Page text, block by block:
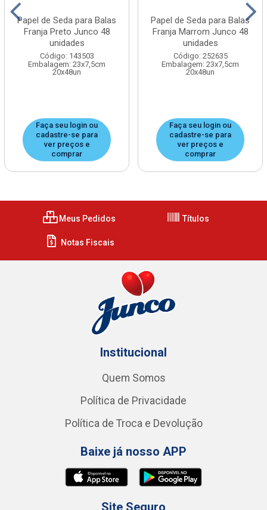
Papel de Seda para Balas
Franja Preto Junco 48
unidades
Código: 143503
Embalagem: 23x7,5cm
20x48un
Faça seu login ou
cadastre-se para
ver preços e
comprar
Papel de Seda para Balas
Franja Marrom Junco 48
unidades
Código: 252635
Embalagem: 23x7,5cm
20x48un
Faça seu login ou
cadastre-se para
ver preços e
comprar
Meus Pedidos Títulos
Notas Fiscais
Institucional
Quem Somos
Política de Privacidade
Política de Troca e Devolução
Baixe já nosso APP
Site Seguro